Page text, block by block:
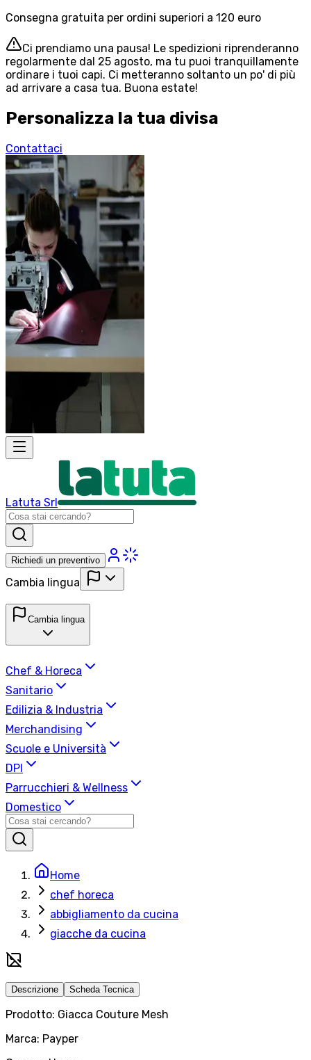
Consegna gratuita per ordini superiori a 120 euro
Ci prendiamo una pausa! Le spedizioni riprenderanno
regolarmente dal 25 agosto, ma tu puoi tranquillamente
ordinare i tuoi capi. Ci metteranno soltanto un po' di più
ad arrivare a casa tua. Buona estate!
Personalizza la tua divisa
Contattaci
Latuta Srl
Richiedi un preventivo
Cambia lingua
Cambia lingua
Chef & Horeca
Sanitario
Edilizia & Industria
Merchandising
Scuole e Università
DPI
Parrucchieri & Wellness
Domestico
Home
chef horeca
abbigliamento da cucina
giacche da cucina
Descrizione Scheda Tecnica
Prodotto: Giacca Couture Mesh
Marca: Payper